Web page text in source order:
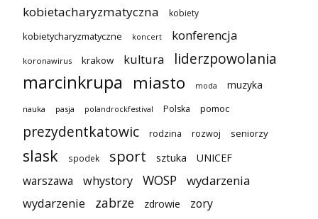
kobietacharyzmatyczna kobiety
kobietycharyzmatyczne koncert konferencja
koronawirus krakow kultura liderzpowolania
marcinkrupa miasto moda muzyka
nauka pasja polandrockfestival Polska pomoc
prezydentkatowic rodzina rozwoj seniorzy
slask spodek sport sztuka UNICEF
warszawa whystory WOSP
wydarzenia
wydarzenie
zabrze zdrowie zory